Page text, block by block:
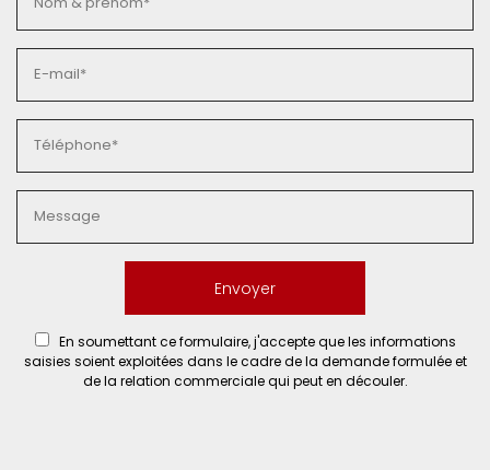
En soumettant ce formulaire, j'accepte que les informations
saisies soient exploitées dans le cadre de la demande formulée et
de la relation commerciale qui peut en découler.